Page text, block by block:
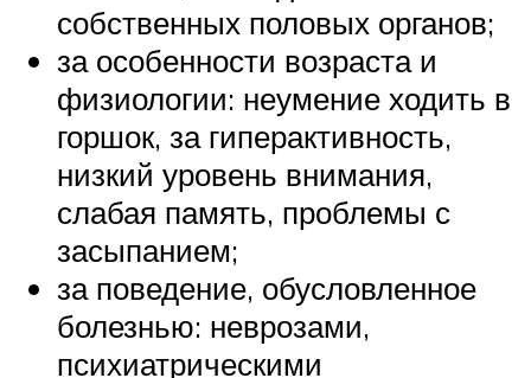
собственных половых органов;
за особенности возраста и
физиологии: неумение ходить в
горшок, за гиперактивность,
низкий уровень внимания,
слабая память, проблемы с
засыпанием;
за поведение, обусловленное
болезнью: неврозами,
психиатрическими